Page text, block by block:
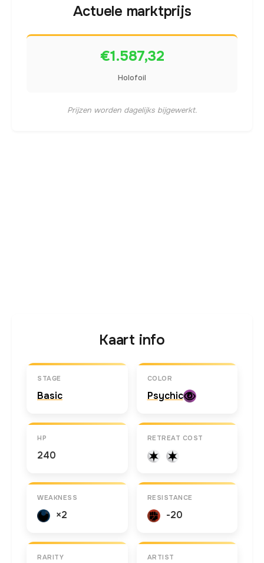
Actuele marktprijs
€1.587,32
Holofoil
Prijzen worden dagelijks bijgewerkt.
Kaart info
STAGE
Basic
COLOR
Psychic
HP
240
RETREAT COST
WEAKNESS
×2
RESISTANCE
-20
RARITY ARTIST